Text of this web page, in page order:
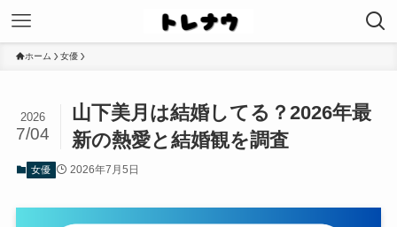
ホーム 女優
山下美月は結婚してる？2026年最
新の熱愛と結婚観を調査
2026
7/04
女優 2026年7月5日